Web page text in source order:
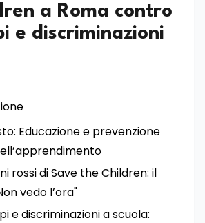
a Roma contro
e discriminazioni
Educazione e prevenzione
rossi di Save the Children: il
vedo l’ora"
e discriminazioni a scuola: